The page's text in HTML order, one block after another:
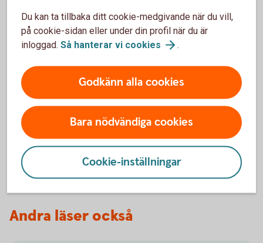
Från reporänta till styrränta
2022 bytte Riksbanken namn på reporäntan till
styrräntan. Namnet reporänta kom från instrumentet
penningpolitiska repor som Riksbanken inte hade
använt sedan 2008. Det nya namnet styrränta
matchar räntans syfte bättre, det vill säga att styra
dagslåneräntan och påverka andra räntor i ekonomin
för att uppnå inflationsmålet.
Andra läser också
Du kan ta tillbaka ditt cookie-medgivande när du vill,
på cookie-sidan eller under din profil när du är
inloggad. Så hanterar vi cookies .
Godkänn alla cookies
Bara nödvändiga cookies
Cookie-inställningar